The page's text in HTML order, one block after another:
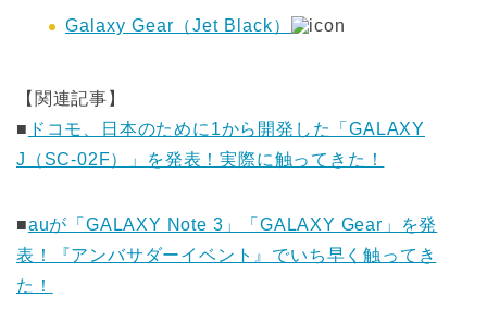
Galaxy Gear（Jet Black）
【関連記事】
■ ドコモ、日本のために1から開発した「GALAXY
J（SC-02F）」を発表！実際に触ってきた！
■auが「GALAXY Note 3」「GALAXY Gear」を発
表！『アンバサダーイベント』でいち早く触ってき
た！